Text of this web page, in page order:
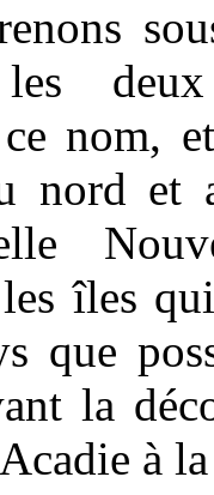
les
nom,
nord et
îles
que
la
à